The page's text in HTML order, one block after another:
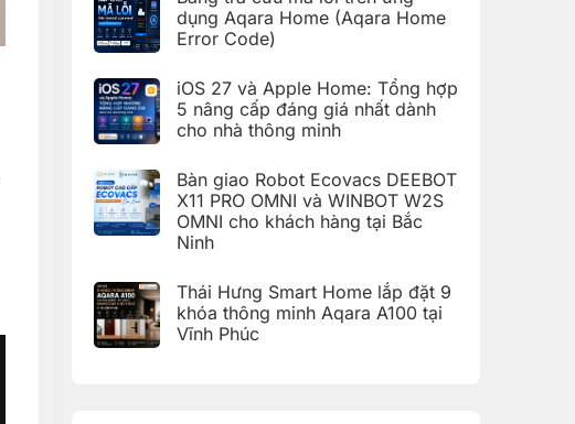
hàng
tại
KDT
Hà
Nội
nhà
thông
minh
Aqara
khách
hàng
tại
KDT
Ecopark,
Hưng
Yên
luận
ở
Bàn
thông
minh
Aqara
tích
hợp
HomeKit
cho
khách
hàng
tại
Hải
dụng Aqara Home (Aqara Home
Error Code)
bình
luận
ở
Bảng
mã
lỗi
trên
ứng
dụng
Aqara
Home
Error
Code)
iOS 27 và Apple Home: Tổng hợp
5 nâng cấp đáng giá nhất dành
cho nhà thông minh
bình
luận
ở
iOS
27
và
Home:
Tổng
hợp
5
nâng
Bàn giao Robot Ecovacs DEEBOT
X11 PRO OMNI và WINBOT W2S
OMNI cho khách hàng tại Bắc
Ninh
bình
luận
ở
Bàn
Thái Hưng Smart Home lắp đặt 9
khóa thông minh Aqara A100 tại
Vĩnh Phúc